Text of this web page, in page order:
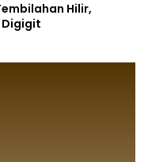
Hilir,
Digigit